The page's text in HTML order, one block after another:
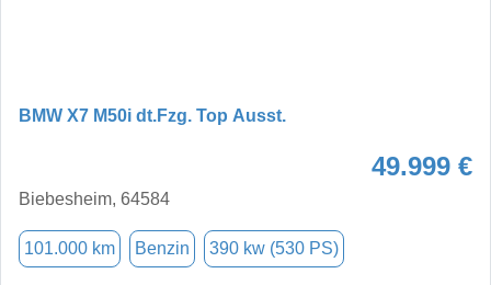
BMW X7 M50i dt.Fzg. Top Ausst.
49.999 €
Biebesheim, 64584
101.000 km Benzin 390 kw (530 PS)